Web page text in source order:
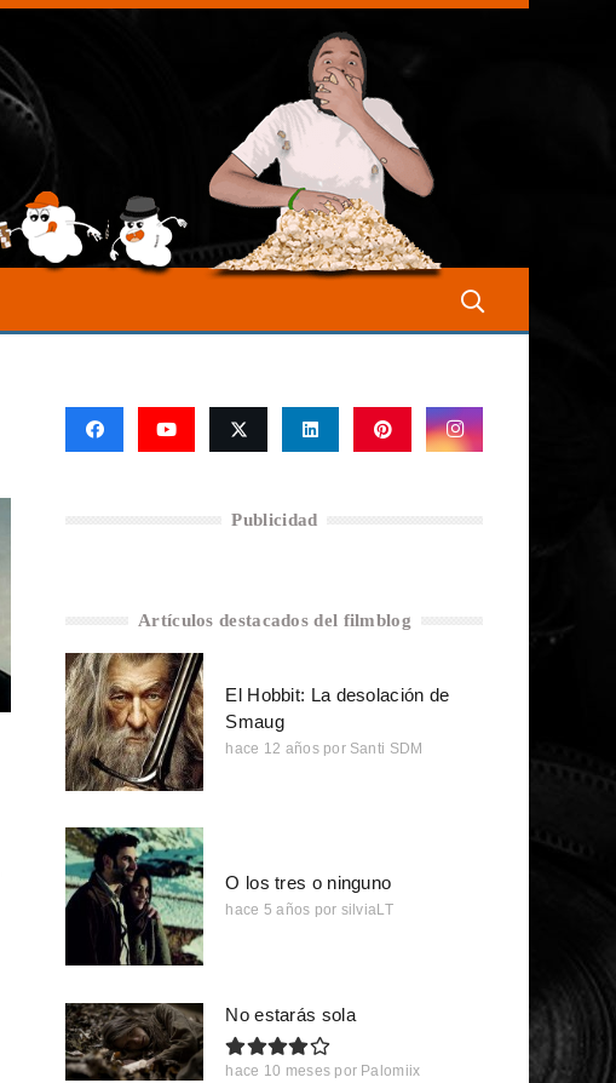
Publicidad
Artículos destacados del filmblog
El Hobbit: La desolación de
Smaug
hace 12 años por Santi SDM
O los tres o ninguno
hace 5 años por silviaLT
No estarás sola
hace 10 meses por Palomiix